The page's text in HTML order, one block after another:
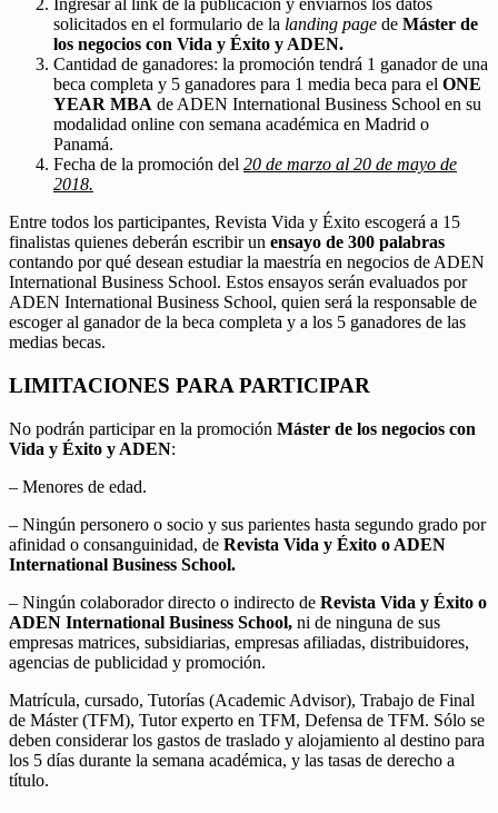
Ingresar al link de la publicación y enviarnos los datos
solicitados en el formulario de la landing page de Máster de
los negocios con Vida y Éxito y ADEN.
Cantidad de ganadores: la promoción tendrá 1 ganador de una
beca completa y 5 ganadores para 1 media beca para el ONE
YEAR MBA de ADEN International Business School en su
modalidad online con semana académica en Madrid o
Panamá.
Fecha de la promoción del 20 de marzo al 20 de mayo de
2018.
Entre todos los participantes, Revista Vida y Éxito escogerá a 15
finalistas quienes deberán escribir un ensayo de 300 palabras
contando por qué desean estudiar la maestría en negocios de ADEN
International Business School. Estos ensayos serán evaluados por
ADEN International Business School, quien será la responsable de
escoger al ganador de la beca completa y a los 5 ganadores de las
medias becas.
LIMITACIONES PARA PARTICIPAR
No podrán participar en la promoción Máster de los negocios con
Vida y Éxito y ADEN:
– Menores de edad.
– Ningún personero o socio y sus parientes hasta segundo grado por
afinidad o consanguinidad, de Revista Vida y Éxito o ADEN
International Business School.
– Ningún colaborador directo o indirecto de Revista Vida y Éxito o
ADEN International Business School, ni de ninguna de sus
empresas matrices, subsidiarias, empresas afiliadas, distribuidores,
agencias de publicidad y promoción.
Matrícula, cursado, Tutorías (Academic Advisor), Trabajo de Final
de Máster (TFM), Tutor experto en TFM, Defensa de TFM. Sólo se
deben considerar los gastos de traslado y alojamiento al destino para
los 5 días durante la semana académica, y las tasas de derecho a
título.